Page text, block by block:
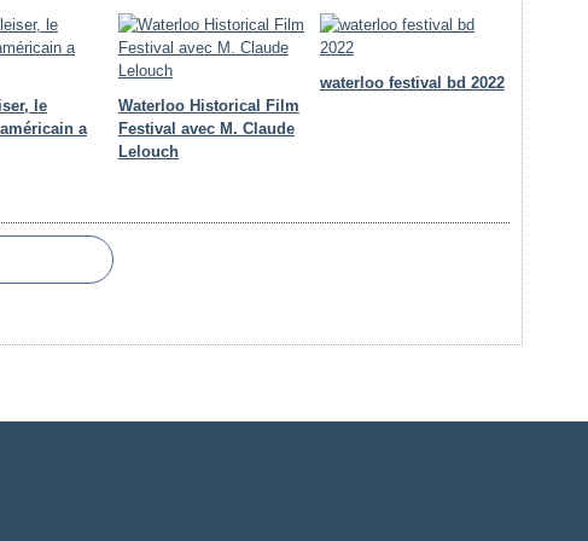
le
a
Waterloo Historical Film
Festival avec M. Claude
Lelouch
waterloo festival bd 2022